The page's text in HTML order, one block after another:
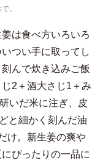
。
は食べ方いろいろ
つい手に取ってし
んで炊き込みご飯
2＋酒大さじ1＋み
いだ米に注ぎ、皮
と細かく刻んだ油
け。新生姜の爽や
ぴったりの一品に